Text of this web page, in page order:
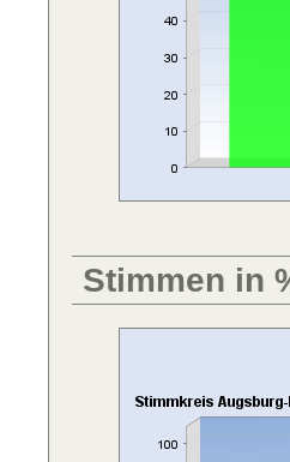
Stimmen in